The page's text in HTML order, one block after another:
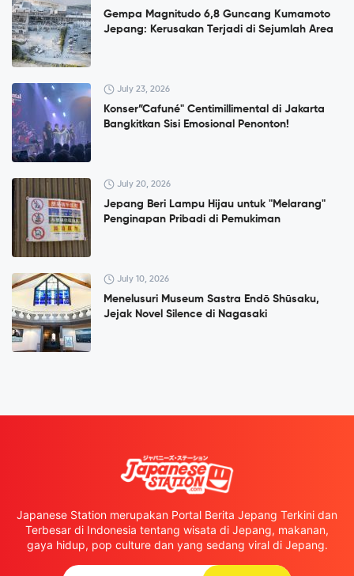
Gempa Magnitudo 6,8 Guncang Kumamoto
Jepang: Kerusakan Terjadi di Sejumlah Area
July 23, 2026
Konser”Cafuné" Centimillimental di Jakarta
Bangkitkan Sisi Emosional Penonton!
July 20, 2026
Jepang Beri Lampu Hijau untuk "Melarang"
Penginapan Pribadi di Pemukiman
July 10, 2026
Menelusuri Museum Sastra Endō Shūsaku,
Jejak Novel Silence di Nagasaki
Japanese Station merupakan Portal Berita Jepang Terkini dan
Terbesar di Indonesia tentang wisata di Jepang, makanan,
gaya hidup, pop culture dan yang sedang viral di Jepang.